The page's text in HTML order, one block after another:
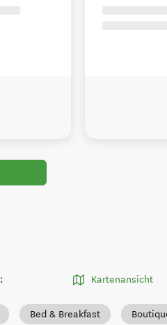
: Kartenansicht
Bed & Breakfast